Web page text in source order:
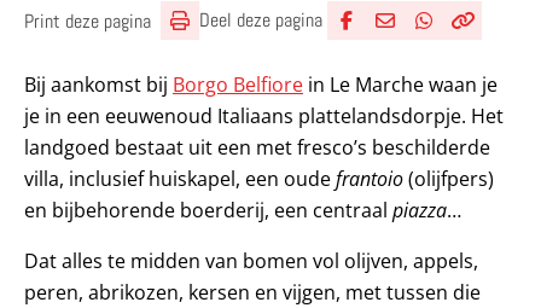
Print deze pagina Deel deze pagina
Bij aankomst bij Borgo Belfiore in Le Marche waan je
je in een eeuwenoud Italiaans plattelandsdorpje. Het
landgoed bestaat uit een met fresco’s beschilderde
villa, inclusief huiskapel, een oudefrantoio(olijfpers)
en bijbehorende boerderij, een centraal piazza…
Dat alles te midden van bomen vol olijven, appels,
peren, abrikozen, kersen en vijgen, met tussen die